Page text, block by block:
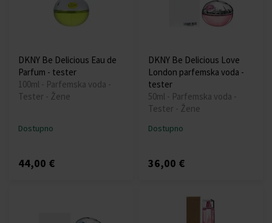
DKNY Be Delicious Eau de
Parfum - tester
100ml - Parfemska voda -
Tester - Žene
Dostupno
44,00 €
DKNY Be Delicious Love
London parfemska voda -
tester
50ml - Parfemska voda -
Tester - Žene
Dostupno
36,00 €